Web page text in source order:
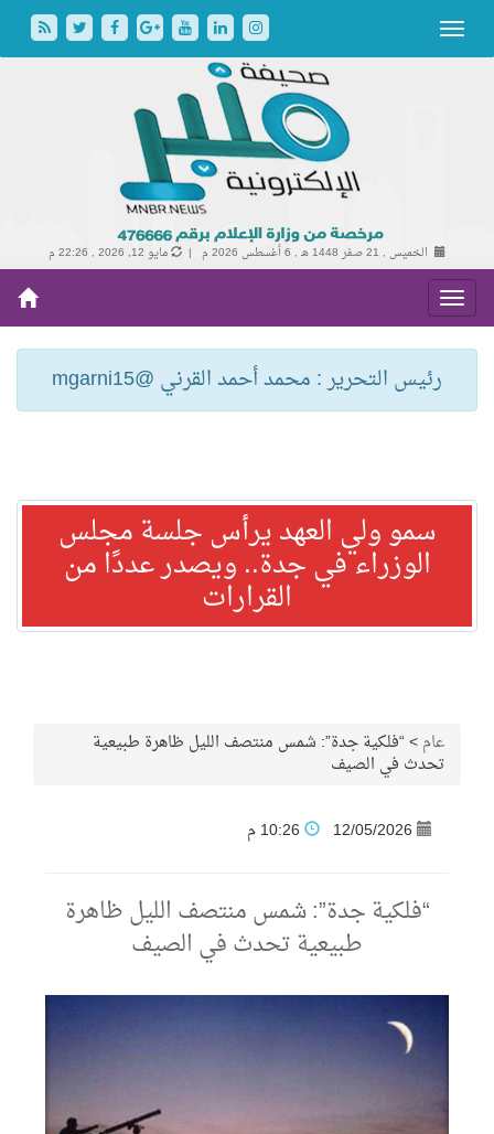
الخميس , 21 صفر 1448 هـ , 6 أغسطس 2026 م | مايو 12, 2026 , 22:26 م
رئيس التحرير : محمد أحمد القرني @mgarni15
سمو ولي العهد يرأس جلسة مجلس
الوزراء في جدة.. ويصدر عددًا من
القرارات
عام>“فلكية جدة”: شمس منتصف الليل ظاهرة طبيعية
تحدث في الصيف
12/05/2026
“فلكية جدة”: شمس منتصف الليل ظاهرة
طبيعية تحدث في الصيف